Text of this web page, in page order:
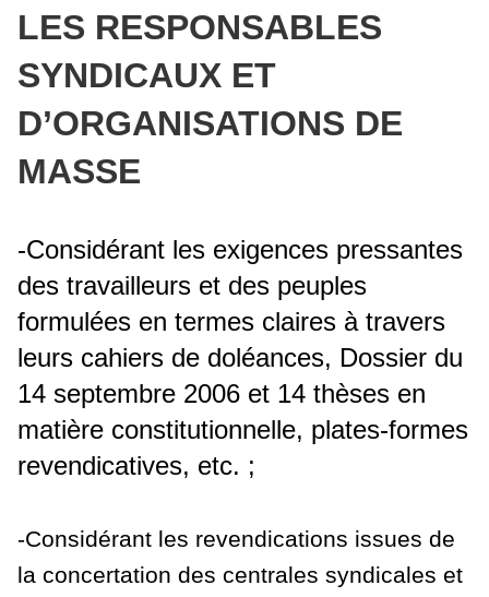
LES RESPONSABLES
SYNDICAUX ET
D’ORGANISATIONS DE
MASSE
-Considérant les exigences pressantes
des travailleurs et des peuples
formulées en termes claires à travers
leurs cahiers de doléances, Dossier du
14 septembre 2006 et 14 thèses en
matière constitutionnelle, plates-formes
revendicatives, etc. ;
-Considérant les revendications issues de
la concertation des centrales syndicales et